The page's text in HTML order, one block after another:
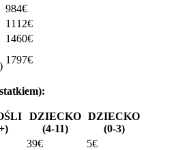
984€
1112€
1460€
1797€
DZIECKO
(4-11)
DZIECKO
(0-3)
39€ 5€